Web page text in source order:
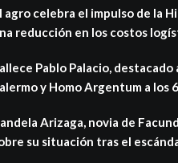
agro celebra el impulso de la
reducción en los costos
Pablo Palacio,
y Homo Argentum a los
Arizaga, novia de
su situación tras el